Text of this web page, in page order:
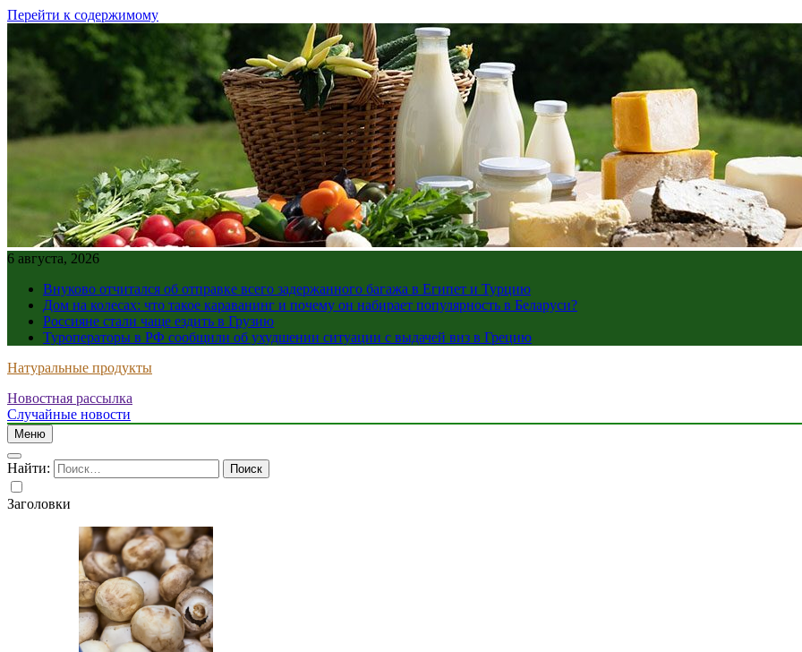
Перейти к содержимому
6 августа, 2026
Внуково отчитался об отправке всего задержанного багажа в Египет и Турцию
Дом на колесах: что такое караванинг и почему он набирает популярность в Беларуси?
Россияне стали чаще ездить в Грузию
Туроператоры в РФ сообщили об ухудшении ситуации с выдачей виз в Грецию
Натуральные продукты
Новостная рассылка
Случайные новости
Меню
Найти:
Заголовки